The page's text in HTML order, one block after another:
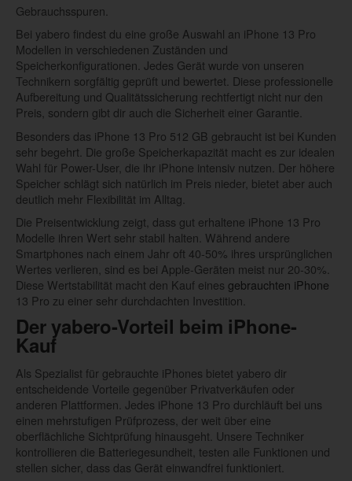
Gebrauchsspuren.
Bei yabero findest du eine große Auswahl an iPhone 13 Pro
Modellen in verschiedenen Zuständen und
Speicherkonfigurationen. Jedes Gerät wurde von unseren
Technikern sorgfältig geprüft und bewertet. Diese professionelle
Aufbereitung und Qualitätssicherung rechtfertigt nicht nur den
Preis, sondern gibt dir auch die Sicherheit einer Garantie.
Besonders das iPhone 13 Pro 512 GB gebraucht ist bei Kunden
sehr begehrt. Die große Speicherkapazität macht es zur idealen
Wahl für Power-User, die ihr iPhone intensiv nutzen. Der höhere
Speicher schlägt sich natürlich im Preis nieder, bietet aber auch
deutlich mehr Flexibilität im Alltag.
Die Preisentwicklung zeigt, dass gut erhaltene iPhone 13 Pro
Modelle ihren Wert sehr stabil halten. Während andere
Smartphones nach einem Jahr oft 40-50% ihres ursprünglichen
Wertes verlieren, sind es bei Apple-Geräten meist nur 20-30%.
Diese Wertstabilität macht den Kauf eines gebrauchten iPhone
13 Pro zu einer sehr durchdachten Investition.
Der yabero-Vorteil beim iPhone-
Kauf
Als Spezialist für gebrauchte iPhones bietet yabero dir
entscheidende Vorteile gegenüber Privatverkäufen oder
anderen Plattformen. Jedes iPhone 13 Pro durchläuft bei uns
einen mehrstufigen Prüfprozess, der weit über eine
oberflächliche Sichtprüfung hinausgeht. Unsere Techniker
kontrollieren die Batteriegesundheit, testen alle Funktionen und
stellen sicher, dass das Gerät einwandfrei funktioniert.